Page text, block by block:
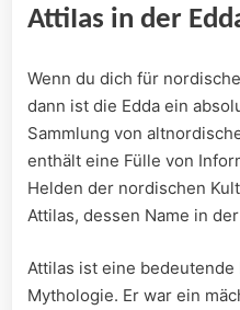
AttiIas ⁣in der
Wenn du dich für
dann ist ‍die​ Edda ein
Sammlung⁢ von⁢
enthält⁢ eine Fülle von
Helden der ⁤nordischen
Attilas, dessen Name in
Attilas ist eine
Mythologie. Er war ein